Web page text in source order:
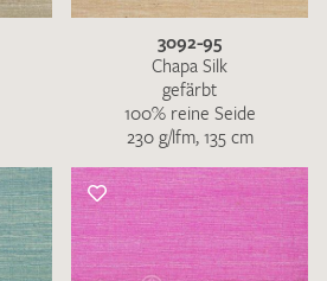
3092-95
Chapa Silk
gefärbt
100% reine Seide
230 g/lfm, 135 cm